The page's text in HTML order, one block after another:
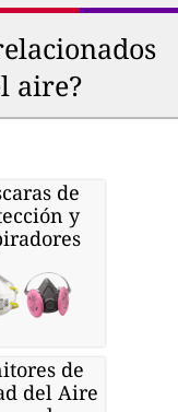
aire?
de
y
de
del Aire